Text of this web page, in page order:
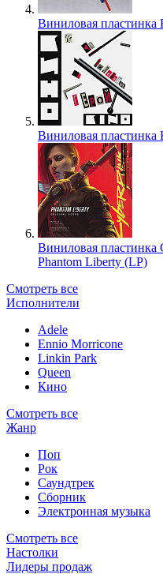
Виниловая
Виниловая
Виниловая пластинка
Phantom Liberty (LP)
Смотреть все
Исполнители
Adele
Ennio Morricone
Linkin Park
Queen
Кино
Смотреть все
Жанр
Поп
Рок
Саундтрек
Сборник
Электронная музыка
Смотреть все
Настолки
Лидеры продаж